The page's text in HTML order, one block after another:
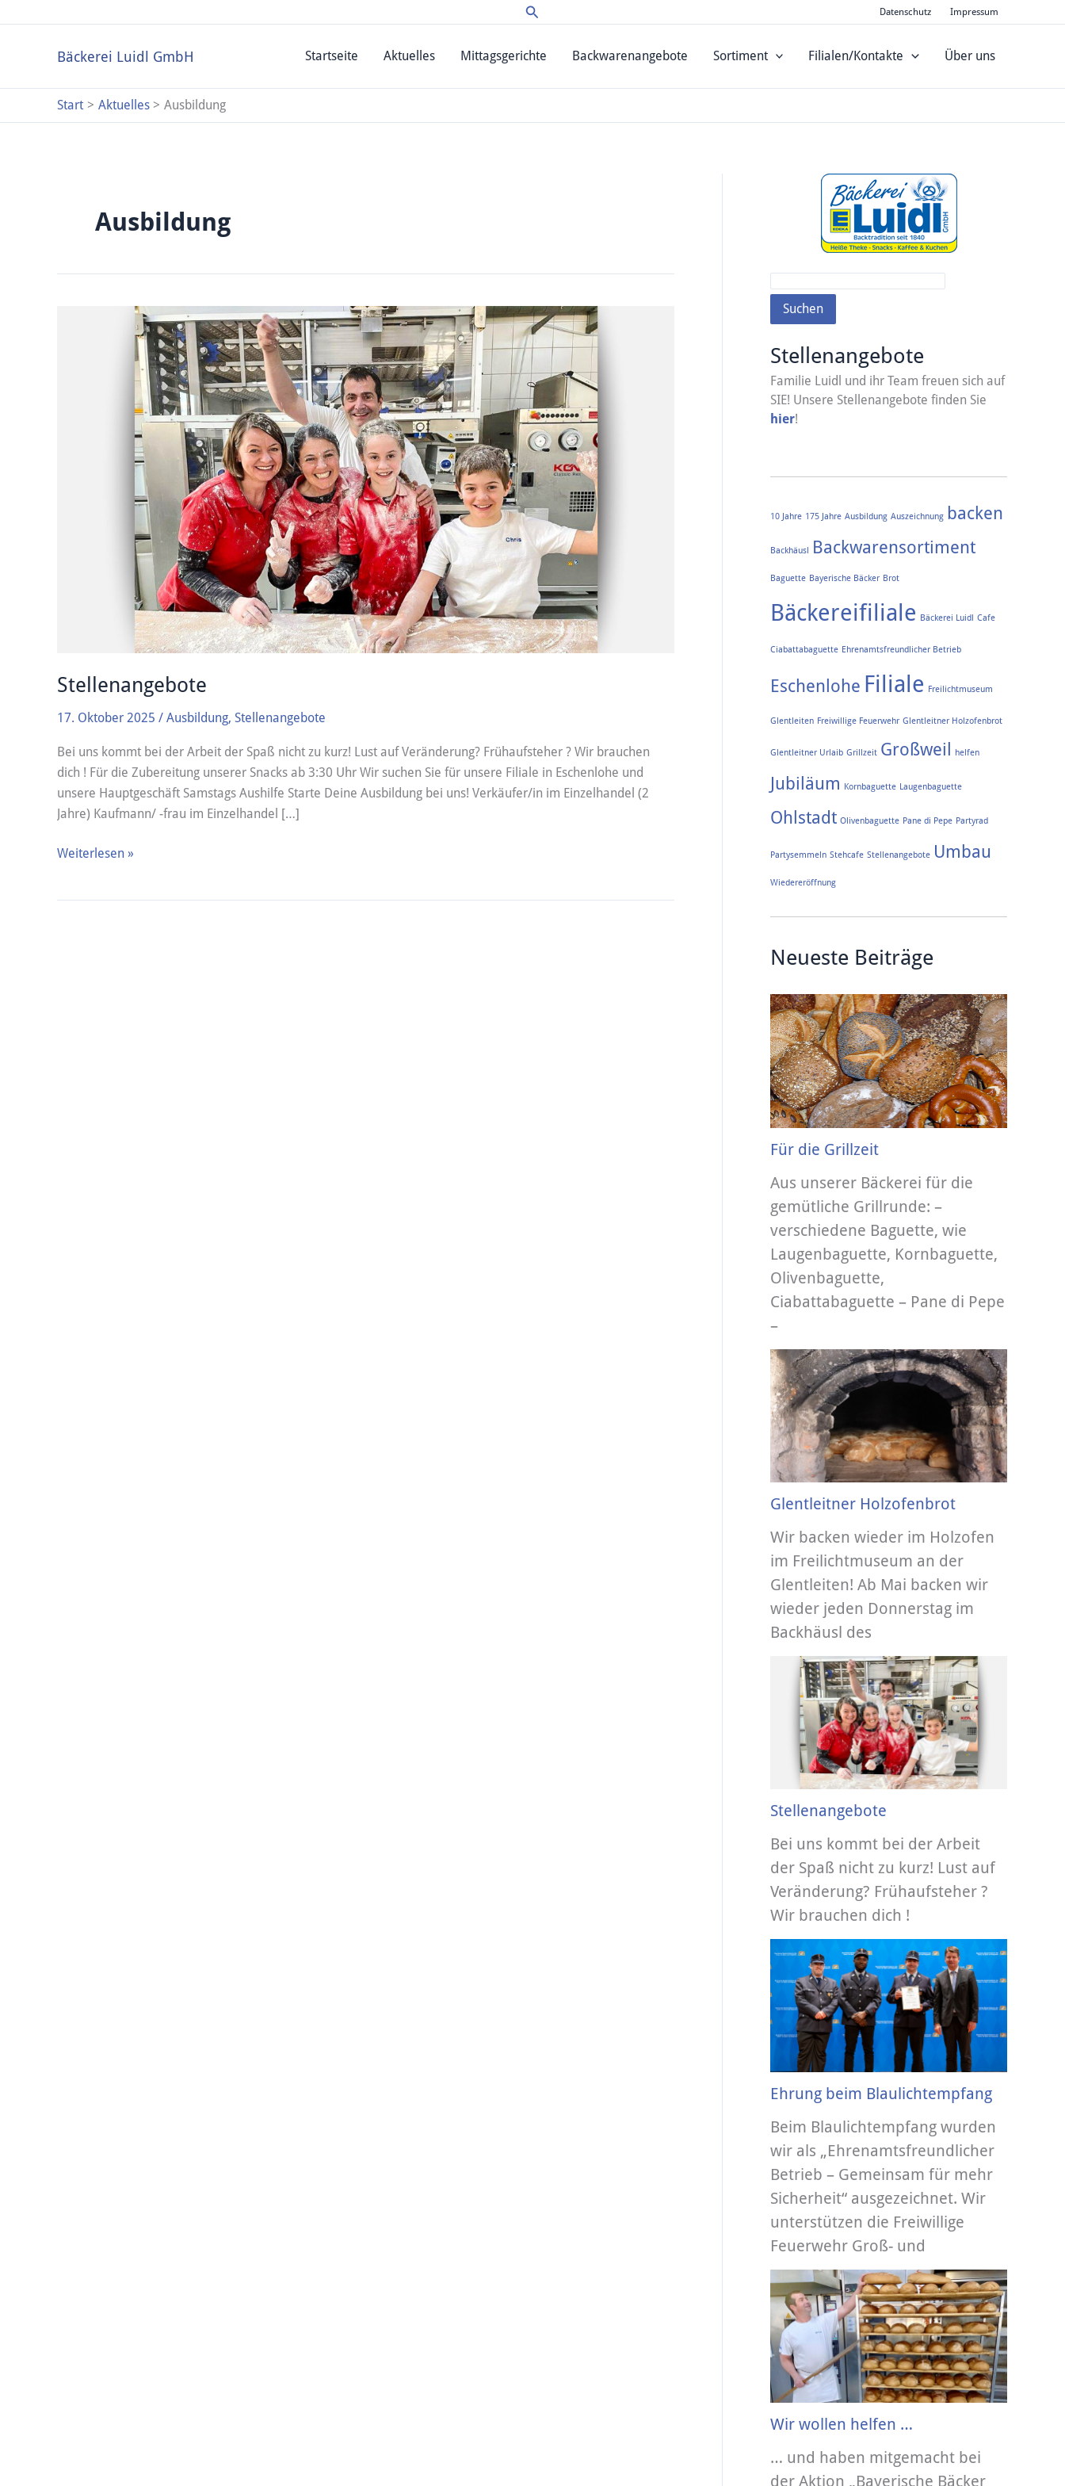
Inhalt
Suchen Datenschutz Impressum
Bäckerei Luidl GmbH Startseite Aktuelles Mittagsgerichte Backwarenangebote Sortiment Filialen/Kontakte Über uns
Start Aktuelles Ausbildung
Ausbildung
Stellenangebote
17. Oktober 2025 / Ausbildung, Stellenangebote
Bei uns kommt bei der Arbeit der Spaß nicht zu kurz! Lust auf Veränderung? Frühaufsteher ? Wir brauchen
dich ! Für die Zubereitung unserer Snacks ab 3:30 Uhr Wir suchen Sie für unsere Filiale in Eschenlohe und
unsere Hauptgeschäft Samstags Aushilfe Starte Deine Ausbildung bei uns! Verkäufer/in im Einzelhandel (2
Jahre) Kaufmann/ -frau im Einzelhandel […]
Stellenangebote
Weiterlesen »
h
Suchen
Stellenangebote
Familie Luidl und ihr Team freuen sich auf
SIE! Unsere Stellenangebote finden Sie
hier!
10 Jahre 175 Jahre Ausbildung Auszeichnung backen
Backhäusl Backwarensortiment
Baguette Bayerische Bäcker Brot
Bäckereifiliale Bäckerei Luidl Cafe
Ciabattabaguette Ehrenamtsfreundlicher Betrieb
Eschenlohe Filiale Freilichtmuseum
Glentleiten Freiwillige Feuerwehr Glentleitner Holzofenbrot
Glentleitner Urlaib Grillzeit Großweil helfen
Jubiläum Kornbaguette Laugenbaguette
Ohlstadt Olivenbaguette Pane di Pepe Partyrad
Partysemmeln Stehcafe Stellenangebote Umbau
Wiedereröffnung
Neueste Beiträge
Für die Grillzeit
Aus unserer Bäckerei für die
gemütliche Grillrunde: –
verschiedene Baguette, wie
Laugenbaguette, Kornbaguette,
Olivenbaguette,
Ciabattabaguette – Pane di Pepe
–
Glentleitner Holzofenbrot
Wir backen wieder im Holzofen
im Freilichtmuseum an der
Glentleiten! Ab Mai backen wir
wieder jeden Donnerstag im
Backhäusl des
Stellenangebote
Bei uns kommt bei der Arbeit
der Spaß nicht zu kurz! Lust auf
Veränderung? Frühaufsteher ?
Wir brauchen dich !
Ehrung beim Blaulichtempfang
Beim Blaulichtempfang wurden
wir als „Ehrenamtsfreundlicher
Betrieb – Gemeinsam für mehr
Sicherheit“ ausgezeichnet. Wir
unterstützen die Freiwillige
Feuerwehr Groß- und
Wir wollen helfen …
… und haben mitgemacht bei
der Aktion „Bayerische Bäcker